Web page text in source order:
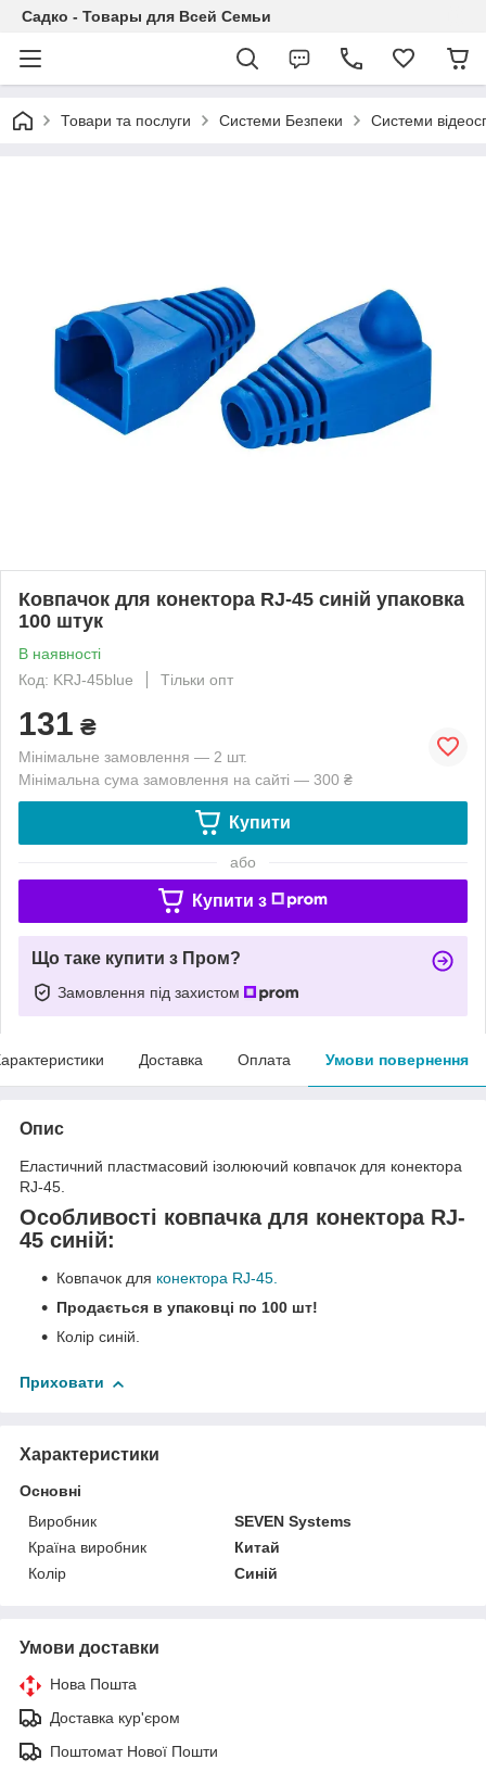
Садко - Товары для Всей Семьи
Товари та послуги Системи Безпеки Системи
Ковпачок для конектора RJ-45 синій упаковка
100 штук
В наявності
Код: KRJ-45blue
Тільки опт
131 ₴
Мінімальне замовлення — 2 шт.
Мінімальна сума замовлення на сайті — 300 ₴
Купити
або
Купити з
Що таке купити з Пром?
Замовлення під захистом
Доставка Оплата Умови повернення
Опис
Еластичний пластмасовий ізолюючий ковпачок для конектора
RJ-45.
Особливості ковпачка для конектора RJ-
45 синій:
Ковпачок для конектора RJ-45.
Продається в упаковці по 100 шт!
Колір синій.
Приховати
Характеристики
Основні
Виробник
SEVEN Systems
Країна виробник
Китай
Колір
Синій
Умови доставки
Нова Пошта
Доставка кур'єром
Поштомат Нової Пошти